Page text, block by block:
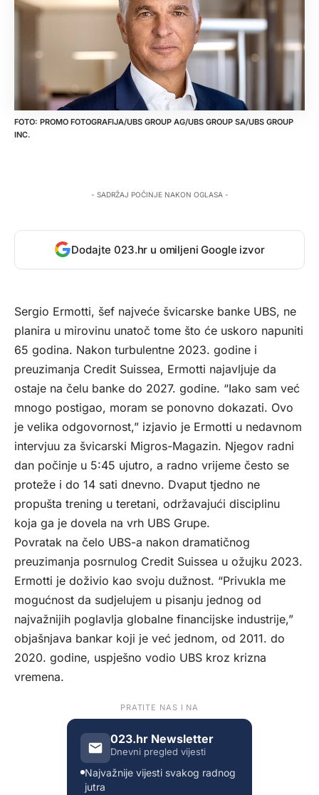
PROMO FOTOGRAFIJA/UBS GROUP AG/UBS GROUP SA/UBS GROUP
INC.
- SADRŽAJ POČINJE NAKON OGLASA -
Dodajte 023.hr u omiljeni Google izvor
Sergio Ermotti, šef najveće švicarske banke UBS, ne
planira u mirovinu unatoč tome što će uskoro napuniti
65 godina. Nakon turbulentne 2023. godine i
preuzimanja Credit Suissea, Ermotti najavljuje da
ostaje na čelu banke do 2027. godine. “Iako sam već
mnogo postigao, moram se ponovno dokazati. Ovo
je velika odgovornost,” izjavio je Ermotti u nedavnom
intervjuu za švicarski Migros-Magazin. Njegov radni
dan počinje u 5:45 ujutro, a radno vrijeme često se
proteže i do 14 sati dnevno. Dvaput tjedno ne
propušta trening u teretani, održavajući disciplinu
koja ga je dovela na vrh UBS Grupe.
Povratak na čelo UBS-a nakon dramatičnog
preuzimanja posrnulog Credit Suissea u ožujku 2023.
Ermotti je doživio kao svoju dužnost. “Privukla me
mogućnost da sudjelujem u pisanju jednog od
najvažnijih poglavlja globalne financijske industrije,”
objašnjava bankar koji je već jednom, od 2011. do
2020. godine, uspješno vodio UBS kroz krizna
vremena.
PRATITE NAS I NA
023.hr Newsletter
Dnevni pregled vijesti
Najvažnije vijesti svakog radnog
jutra